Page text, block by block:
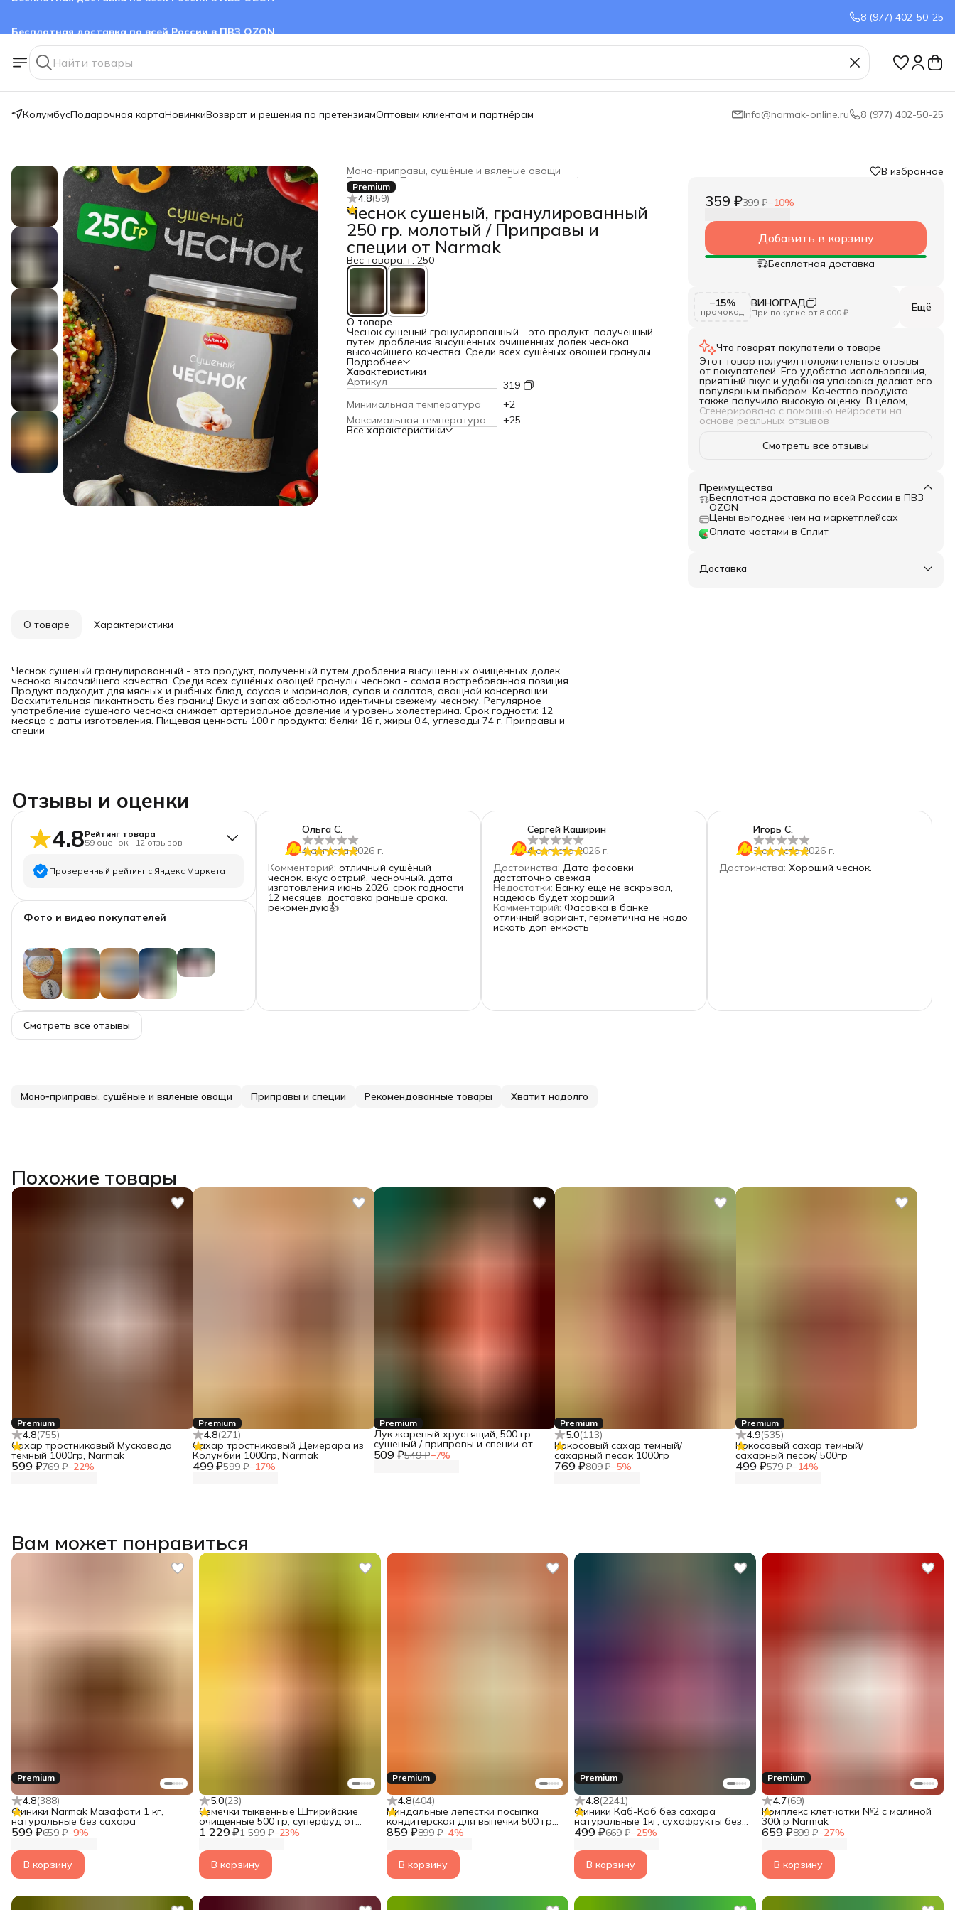
8 (977) 402-50-25
КолумбусПодарочная картаНовинкиВозврат и решения по претензиямОптовым клиентам и партнёрам Info@narmak-online.ru 8 (977) 402-50-25
Моно‑приправы, сушёные и вяленые овощи
Снеки и суперфудс
Продукты питания
Главная ›
Premium
4.8(59)
Чеснок сушеный, гранулированный
250 гр. молотый / Приправы и
специи от Narmak
Вес товара, г: 250
О товаре
Чеснок сушеный гранулированный - это продукт, полученный
путем дробления высушенных очищенных долек чеснока
высочайшего качества. Среди всех сушёных овощей гранулы
чеснока - самая востребованная позиция. Продукт подходит
для мясных и рыбных блюд, соусов и маринадов, супов и
салатов, овощной консервации. Восхитительная пикантность
без границ! Вкус и запах абсолютно идентичны свежему
чесноку. Регулярное употребление сушеного чеснока снижает
артериальное давление и уровень холестерина. Срок
годности: 12 месяца с даты изготовления. Пищевая ценность
100 г продукта: белки 16 г, жиры 0,4, углеводы 74 г. Приправы
Подробнее
Характеристики
Артикул
319
Минимальная температура
+2
Максимальная температура
+25
Все характеристики
В избранное
359 ₽399 ₽−10%
Добавить в корзину
Бесплатная доставка
−15%
промокод
ВИНОГРАД
При покупке от 8 000 ₽ Ещё
Что говорят покупатели о товаре
Этот товар получил положительные отзывы
от покупателей. Его удобство использования,
приятный вкус и удобная упаковка делают его
популярным выбором. Качество продукта
также получило высокую оценку. В целом,
товар рекомендуется для использования в
кулинарии.
Сгенерировано с помощью нейросети на
основе реальных отзывов
Смотреть все отзывы
Преимущества
Бесплатная доставка по всей России в ПВЗ
OZON
Цены выгоднее чем на маркетплейсах
Оплата частями в Сплит
Доставка
О товаре Характеристики
Чеснок сушеный гранулированный - это продукт, полученный путем дробления высушенных очищенных долек
чеснока высочайшего качества. Среди всех сушёных овощей гранулы чеснока - самая востребованная позиция.
Продукт подходит для мясных и рыбных блюд, соусов и маринадов, супов и салатов, овощной консервации.
Восхитительная пикантность без границ! Вкус и запах абсолютно идентичны свежему чесноку. Регулярное
употребление сушеного чеснока снижает артериальное давление и уровень холестерина. Срок годности: 12
месяца с даты изготовления. Пищевая ценность 100 г продукта: белки 16 г, жиры 0,4, углеводы 74 г. Приправы и
специи
Отзывы и оценки
4.8Рейтинг товара
59 оценок · 12 отзывов
Проверенный рейтинг с Яндекс Маркета
5 звёзд
54
4 звезды
2 звезды
1 звезда
Фото и видео покупателей
Ольга С.
4 августа 2026 г.
Комментарий: отличный сушёный
чеснок. вкус острый, чесночный. дата
изготовления июнь 2026, срок годности
12 месяцев. доставка раньше срока.
рекомендую👍
Сергей Каширин
4 августа 2026 г.
Достоинства: Дата фасовки
достаточно свежая
Недостатки: Банку еще не вскрывал,
надеюсь будет хороший
Комментарий: Фасовка в банке
отличный вариант, герметична не надо
искать доп емкость
Игорь С.
3 августа 2026 г.
Достоинства: Хороший чеснок.
Смотреть все отзывы
Моно‑приправы, сушёные и вяленые овощи Приправы и специи Рекомендованные товары Хватит надолго
Похожие товары
Premium
4.8(755)
599 ₽769 ₽−22%
Сахар тростниковый Мусковадо
темный 1000гр, Narmak
Premium
4.8(271)
499 ₽599 ₽−17%
Сахар тростниковый Демерара из
Колумбии 1000гр, Narmak
Premium
509 ₽549 ₽−7%
Лук жареный хрустящий, 500 гр.
сушеный / приправы и специи от
Narmak
Premium
5.0(113)
769 ₽809 ₽−5%
Кокосовый сахар темный/
сахарный песок 1000гр
Premium
4.9(535)
499 ₽579 ₽−14%
Кокосовый сахар темный/
сахарный песок/ 500гр
Вам может понравиться
Premium
4.8(388)
599 ₽659 ₽−9%
Финики Narmak Мазафати 1 кг,
натуральные без сахара
В корзину
5.0(23)
1 229 ₽1 599 ₽−23%
Семечки тыквенные Штирийские
очищенные 500 гр, суперфуд от
Narmak
В корзину
Premium
4.8(404)
859 ₽899 ₽−4%
Миндальные лепестки посыпка
кондитерская для выпечки 500 гр
Narmak
В корзину
Premium
4.8(2241)
499 ₽669 ₽−25%
Финики Каб-Каб без сахара
натуральные 1кг, сухофрукты без
сахара натуральные,
В корзину
Premium
4.7(69)
659 ₽899 ₽−27%
Комплекс клетчатки №2 с малиной
300гр Narmak
В корзину